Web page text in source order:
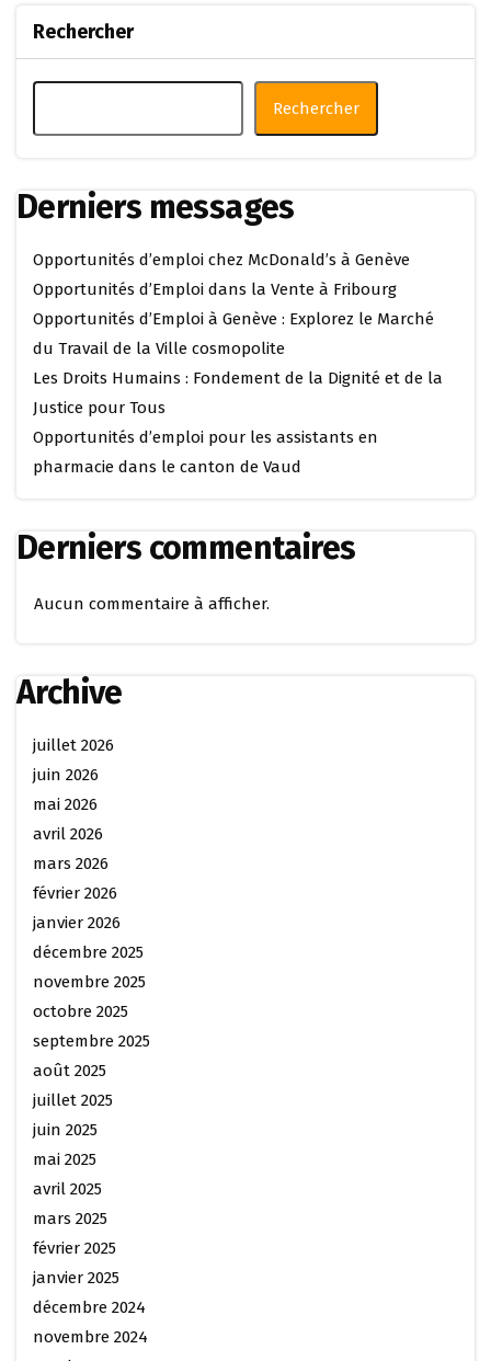
Rechercher
Rechercher
Derniers messages
Opportunités d’emploi chez McDonald’s à Genève
Opportunités d’Emploi dans la Vente à Fribourg
Opportunités d’Emploi à Genève : Explorez le Marché
du Travail de la Ville cosmopolite
Les Droits Humains : Fondement de la Dignité et de la
Justice pour Tous
Opportunités d’emploi pour les assistants en
pharmacie dans le canton de Vaud
Derniers commentaires
Aucun commentaire à afficher.
Archive
juillet 2026
juin 2026
mai 2026
avril 2026
mars 2026
février 2026
janvier 2026
décembre 2025
novembre 2025
octobre 2025
septembre 2025
août 2025
juillet 2025
juin 2025
mai 2025
avril 2025
mars 2025
février 2025
janvier 2025
décembre 2024
novembre 2024